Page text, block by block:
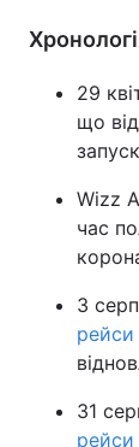
29
що
Wizz
час
3
рейси
31
рейси